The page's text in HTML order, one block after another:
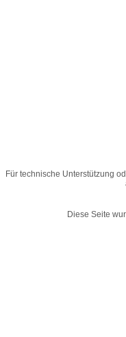
Für technische Unterstützung
Diese Seite